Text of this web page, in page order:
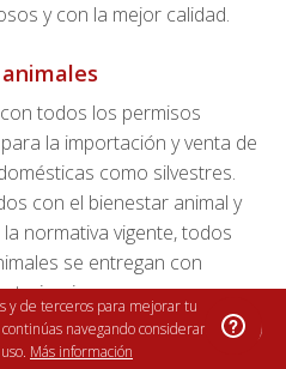
y de terceros para mejorar tu
navegando consideramos
Más información
×
y con la mejor calidad.
todos los permisos
la importación y venta de
como silvestres.
con el bienestar animal y
normativa vigente, todos
se entregan con